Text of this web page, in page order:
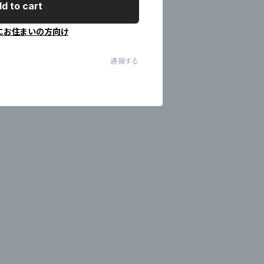
to cart
お住まいの方向け
通報する